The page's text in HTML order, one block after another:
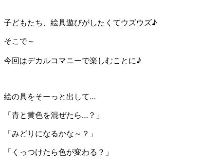
子どもたち、絵具遊びがしたくてウズウズ♪
そこで～
今回はデカルコマニーで楽しむことに♪
絵の具をそーっと出して…
「青と黄色を混ぜたら…？」
「みどりになるかな～？」
「くっつけたら色が変わる？」